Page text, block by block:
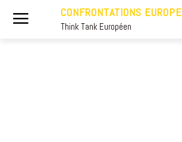
CONFRONTATIONS EUROPE
Think Tank Européen